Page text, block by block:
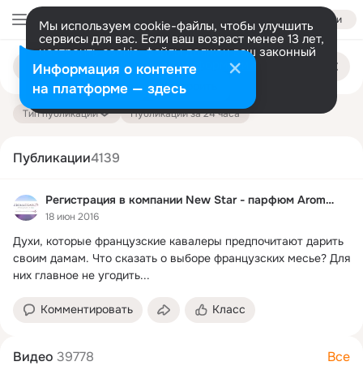
Войти
Мы используем cookie-файлы, чтобы улучшить
сервисы для вас. Если ваш возраст менее 13 лет,
настроить cookie-файлы должен ваш законный
представитель. Больше информации
Разрешить все Настроить
Поиск
публикациям
Тип публикации Публикации за 24 часа
Публикации4139
Регистрация в компании New Star - парфюм Aromavis.
18 июн 2016
Духи, которые французские кавалеры предпочитают дарить
своим дамам. Что сказать о выборе французских месье? Для
них главное не угодить...
Комментировать Класс
Видео 39778 Все
Информация о контенте
на платформе — здесь